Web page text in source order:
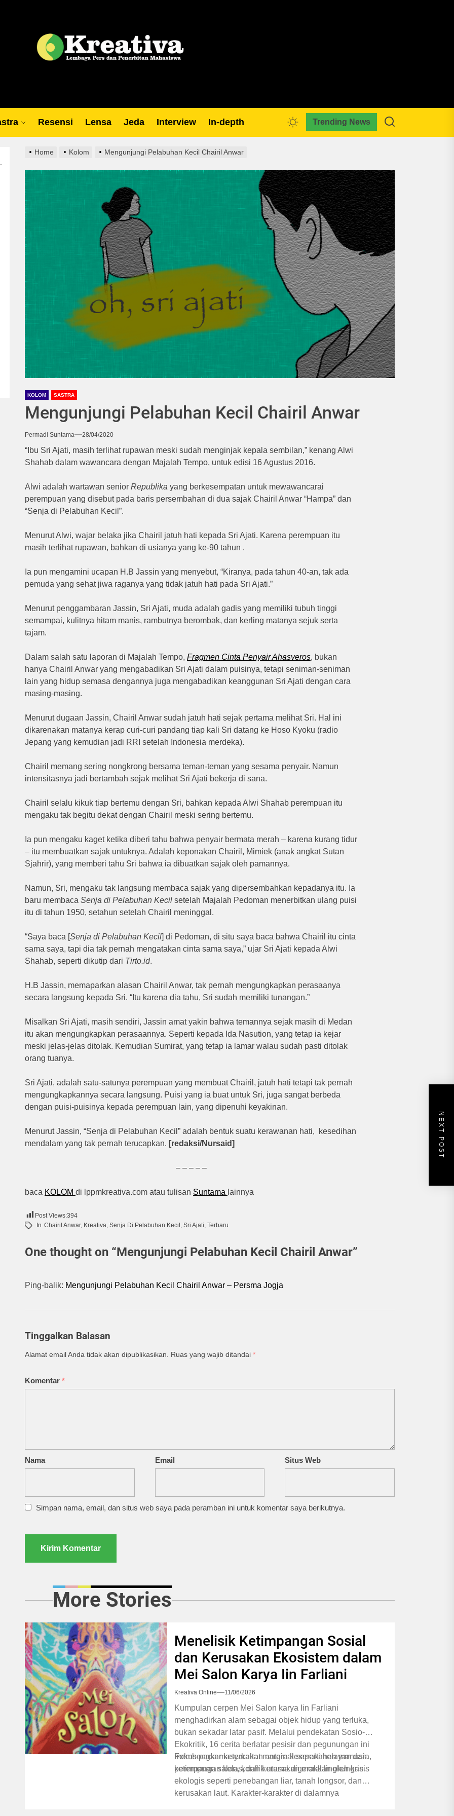
Resensi Lensa Jeda Interview In-depth Trending News
Home Kolom Mengunjungi Pelabuhan Kecil Chairil Anwar
KOLOM SASTRA
Mengunjungi Pelabuhan Kecil Chairil Anwar
Permadi Suntama 28/04/2020
“Ibu Sri Ajati, masih terlihat rupawan meski sudah menginjak kepala sembilan,” kenang Alwi
Shahab dalam wawancara dengan Majalah Tempo, untuk edisi 16 Agustus 2016.
Alwi adalah wartawan senior Republika yang berkesempatan untuk mewawancarai
perempuan yang disebut pada baris persembahan di dua sajak Chairil Anwar “Hampa” dan
“Senja di Pelabuhan Kecil”.
Menurut Alwi, wajar belaka jika Chairil jatuh hati kepada Sri Ajati. Karena perempuan itu
masih terlihat rupawan, bahkan di usianya yang ke-90 tahun .
Ia pun mengamini ucapan H.B Jassin yang menyebut, “Kiranya, pada tahun 40-an, tak ada
pemuda yang sehat jiwa raganya yang tidak jatuh hati pada Sri Ajati.”
Menurut penggambaran Jassin, Sri Ajati, muda adalah gadis yang memiliki tubuh tinggi
semampai, kulitnya hitam manis, rambutnya berombak, dan kerling matanya sejuk serta
tajam.
Dalam salah satu laporan di Majalah Tempo, Fragmen Cinta Penyair Ahasveros, bukan
hanya Chairil Anwar yang mengabadikan Sri Ajati dalam puisinya, tetapi seniman-seniman
lain yang hidup semasa dengannya juga mengabadikan keanggunan Sri Ajati dengan cara
masing-masing.
Menurut dugaan Jassin, Chairil Anwar sudah jatuh hati sejak pertama melihat Sri. Hal ini
dikarenakan matanya kerap curi-curi pandang tiap kali Sri datang ke Hoso Kyoku (radio
Jepang yang kemudian jadi RRI setelah Indonesia merdeka).
Chairil memang sering nongkrong bersama teman-teman yang sesama penyair. Namun
intensitasnya jadi bertambah sejak melihat Sri Ajati bekerja di sana.
Chairil selalu kikuk tiap bertemu dengan Sri, bahkan kepada Alwi Shahab perempuan itu
mengaku tak begitu dekat dengan Chairil meski sering bertemu.
Ia pun mengaku kaget ketika diberi tahu bahwa penyair bermata merah – karena kurang tidur
– itu membuatkan sajak untuknya. Adalah keponakan Chairil, Mimiek (anak angkat Sutan
Sjahrir), yang memberi tahu Sri bahwa ia dibuatkan sajak oleh pamannya.
Namun, Sri, mengaku tak langsung membaca sajak yang dipersembahkan kepadanya itu. Ia
baru membaca Senja di Pelabuhan Kecil setelah Majalah Pedoman menerbitkan ulang puisi
itu di tahun 1950, setahun setelah Chairil meninggal.
“Saya baca [Senja di Pelabuhan Kecil] di Pedoman, di situ saya baca bahwa Chairil itu cinta
sama saya, tapi dia tak pernah mengatakan cinta sama saya,” ujar Sri Ajati kepada Alwi
Shahab, seperti dikutip dari Tirto.id.
H.B Jassin, memaparkan alasan Chairil Anwar, tak pernah mengungkapkan perasaanya
secara langsung kepada Sri. “Itu karena dia tahu, Sri sudah memiliki tunangan.”
Misalkan Sri Ajati, masih sendiri, Jassin amat yakin bahwa temannya sejak masih di Medan
itu akan mengungkapkan perasaannya. Seperti kepada Ida Nasution, yang tetap ia kejar
meski jelas-jelas ditolak. Kemudian Sumirat, yang tetap ia lamar walau sudah pasti ditolak
orang tuanya.
Sri Ajati, adalah satu-satunya perempuan yang membuat Chairil, jatuh hati tetapi tak pernah
mengungkapkannya secara langsung. Puisi yang ia buat untuk Sri, juga sangat berbeda
dengan puisi-puisinya kepada perempuan lain, yang dipenuhi keyakinan.
Menurut Jassin, “Senja di Pelabuhan Kecil” adalah bentuk suatu kerawanan hati, kesedihan
mendalam yang tak pernah terucapkan. [redaksi/Nursaid]
– – – – –
baca KOLOM di lppmkreativa.com atau tulisan Suntama lainnya
Post Views:394
In Chairil Anwar, Kreativa, Senja Di Pelabuhan Kecil , Sri Ajati, Terbaru
One thought on “Mengunjungi Pelabuhan Kecil Chairil Anwar”
Ping-balik: Mengunjungi Pelabuhan Kecil Chairil Anwar – Persma Jogja
Tinggalkan Balasan
Alamat email Anda tidak akan dipublikasikan. Ruas yang wajib ditandai *
Komentar *
Nama Email Situs Web
Simpan nama, email, dan situs web saya pada peramban ini untuk komentar saya berikutnya.
NEXT POST
More Stories
Menelisik Ketimpangan Sosial
dan Kerusakan Ekosistem dalam
Mei Salon Karya Iin Farliani
Kreativa Online 11/06/2026
Kumpulan cerpen Mei Salon karya Iin Farliani
menghadirkan alam sebagai objek hidup yang terluka,
bukan sekadar latar pasif. Melalui pendekatan Sosio-
Ekokritik, 16 cerita berlatar pesisir dan pegunungan ini
membongkar keterkaitan antara keserakahan manusia,
ketimpangan kelas, dan kerusakan moral lingkungan.
Fokus pada masyarakat marginal seperti nelayan dan
perempuan salon, konflik utama digerakkan oleh krisis
ekologis seperti penebangan liar, tanah longsor, dan
kerusakan laut. Karakter-karakter di dalamnya